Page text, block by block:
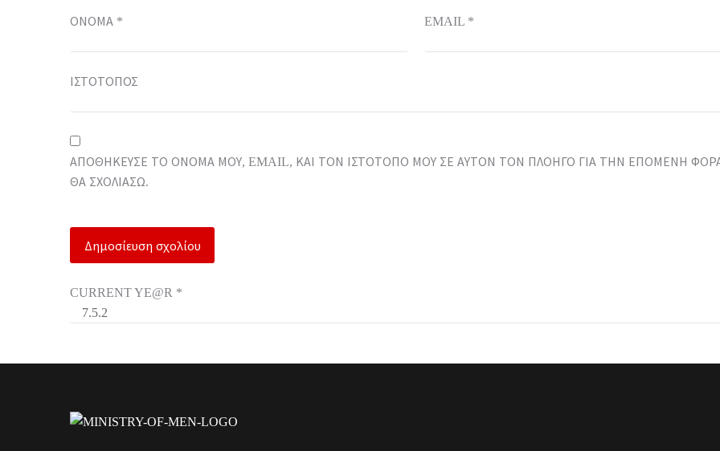
ΌΝΟΜΑ * EMAIL *
ΙΣΤΌΤΟΠΟΣ
ΑΠΟΘΉΚΕΥΣΕ ΤΟ ΌΝΟΜΆ ΜΟΥ, EMAIL, ΚΑΙ ΤΟΝ ΙΣΤΌΤΟΠΟ ΜΟΥ ΣΕ ΑΥΤΌΝ ΤΟΝ ΠΛΟΗΓΌ ΓΙΑ ΤΗΝ ΕΠΌΜΕΝΗ
ΘΑ ΣΧΟΛΙΆΣΩ.
CURRENT YE@R *